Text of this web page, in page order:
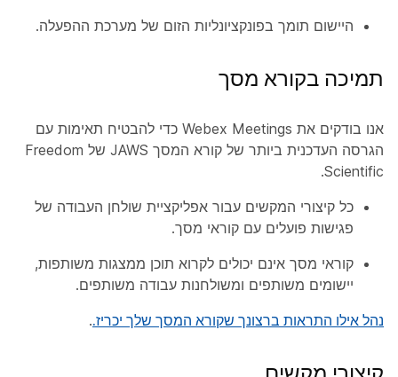
היישום תומך בפונקציונליות הזום של מערכת ההפעלה.
תמיכה בקורא מסך
אנו בודקים את Webex Meetings כדי להבטיח תאימות עם
הגרסה העדכנית ביותר של קורא המסך JAWS של Freedom
Scientific.
כל קיצורי המקשים עבור אפליקציית שולחן העבודה של
פגישות פועלים עם קוראי מסך.
קוראי מסך אינם יכולים לקרוא תוכן ממצגות משותפות,
יישומים משותפים ומשולחנות עבודה משותפים.
נהל אילו התראות ברצונך שקורא המסך שלך יכריז..